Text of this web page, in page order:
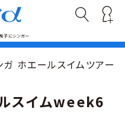
子にシンガー
ホエールスイムツアー
スイムweek6